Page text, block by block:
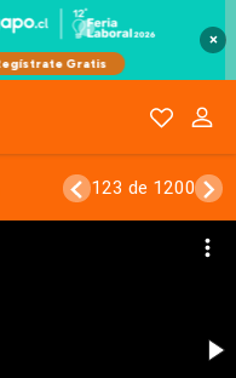
×
123 de 1200